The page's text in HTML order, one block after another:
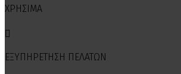
ΧΡΗΣΙΜΑ

ΕΞΥΠΗΡΕΤΗΣΗ ΠΕΛΑΤΩΝ